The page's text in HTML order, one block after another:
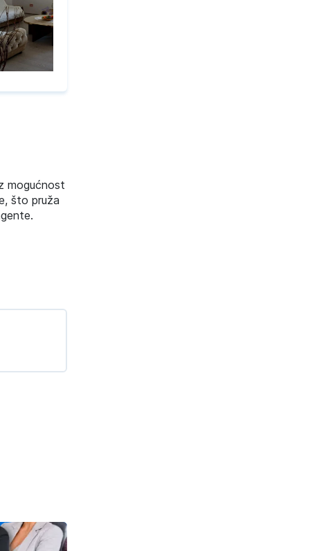
mogućnost
što pruža